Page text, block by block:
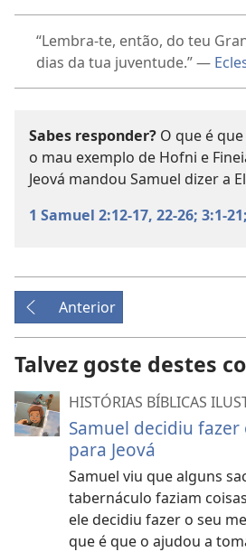
“Lembra-te, então, do teu
dias da tua juventude.” —
Sabes responder? O que é
o mau exemplo de Hofni e
Jeová mandou Samuel dizer a
1 Samuel 2:12-17, 22-26; 3:1-21;
Anterior
Talvez goste destes
HISTÓRIAS BÍBLICAS
Samuel decidiu
para Jeová
Samuel viu que alguns
tabernáculo faziam
ele decidiu fazer o seu
que é que o ajudou a